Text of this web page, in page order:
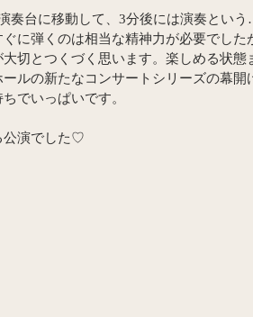
奏台に移動して、3分後には演奏とい
に弾くのは相当な精神力が必要でし
切とつくづく思います。楽しめる状
ルの新たなコンサートシリーズの幕
でいっぱいです。
公演でした♡